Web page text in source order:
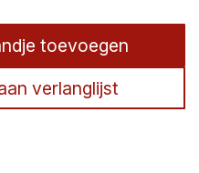
toevoegen
verlanglijst